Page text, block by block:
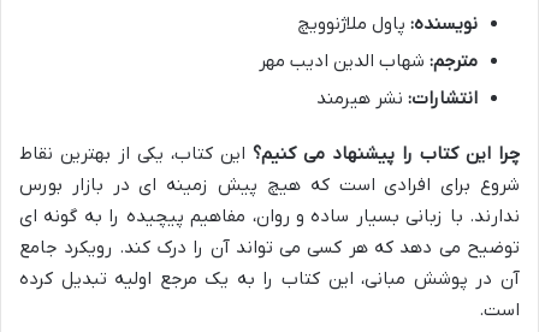
نویسنده: پاول ملاژنوویچ
مترجم: شهاب الدین ادیب مهر
انتشارات: نشر هیرمند
چرا این کتاب را پیشنهاد می کنیم؟ این کتاب، یکی از بهترین نقاط
شروع برای افرادی است که هیچ پیش زمینه ای در بازار بورس
ندارند. با زبانی بسیار ساده و روان، مفاهیم پیچیده را به گونه ای
توضیح می دهد که هر کسی می تواند آن را درک کند. رویکرد جامع
آن در پوشش مبانی، این کتاب را به یک مرجع اولیه تبدیل کرده
است.